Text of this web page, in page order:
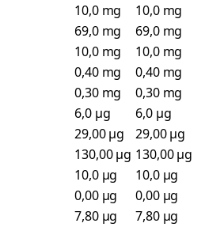
10,0 mg
10,0 mg
69,0 mg
69,0 mg
10,0 mg
10,0 mg
0,40 mg
0,40 mg
0,30 mg
0,30 mg
6,0 µg
6,0 µg
29,00 µg
29,00 µg
130,00 µg 130,00 µg
10,0 µg
10,0 µg
0,00 µg
0,00 µg
7,80 µg
7,80 µg